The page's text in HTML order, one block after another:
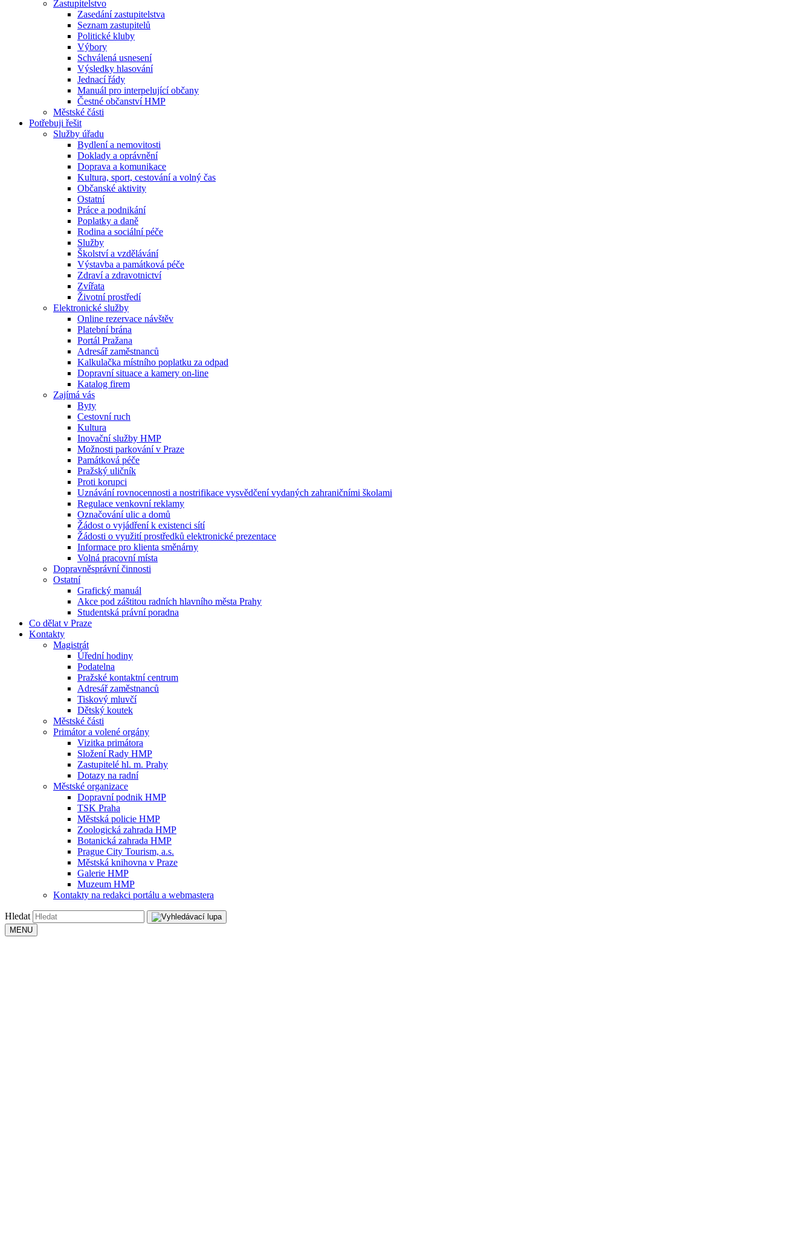
Zastupitelstvo
Zasedání zastupitelstva
Seznam zastupitelů
Politické kluby
Výbory
Schválená usnesení
Výsledky hlasování
Jednací řády
Manuál pro interpelující občany
Čestné občanství HMP
Městské části
Potřebuji řešit
Služby úřadu
Bydlení a nemovitosti
Doklady a oprávnění
Doprava a komunikace
Kultura, sport, cestování a volný čas
Občanské aktivity
Ostatní
Práce a podnikání
Poplatky a daně
Rodina a sociální péče
Služby
Školství a vzdělávání
Výstavba a památková péče
Zdraví a zdravotnictví
Zvířata
Životní prostředí
Elektronické služby
Online rezervace návštěv
Platební brána
Portál Pražana
Adresář zaměstnanců
Kalkulačka místního poplatku za odpad
Dopravní situace a kamery on-line
Katalog firem
Zajímá vás
Byty
Cestovní ruch
Kultura
Inovační služby HMP
Možnosti parkování v Praze
Památková péče
Pražský uličník
Proti korupci
Uznávání rovnocennosti a nostrifikace vysvědčení vydaných zahraničními školami
Regulace venkovní reklamy
Označování ulic a domů
Žádost o vyjádření k existenci sítí
Žádosti o využití prostředků elektronické prezentace
Informace pro klienta směnárny
Volná pracovní místa
Dopravněsprávní činnosti
Ostatní
Grafický manuál
Akce pod záštitou radních hlavního města Prahy
Studentská právní poradna
Co dělat v Praze
Kontakty
Magistrát
Úřední hodiny
Podatelna
Pražské kontaktní centrum
Adresář zaměstnanců
Tiskový mluvčí
Dětský koutek
Městské části
Primátor a volené orgány
Vizitka primátora
Složení Rady HMP
Zastupitelé hl. m. Prahy
Dotazy na radní
Městské organizace
Dopravní podnik HMP
TSK Praha
Městská policie HMP
Zoologická zahrada HMP
Botanická zahrada HMP
Prague City Tourism, a.s.
Městská knihovna v Praze
Galerie HMP
Muzeum HMP
Kontakty na redakci portálu a webmastera
Hledat
MENU